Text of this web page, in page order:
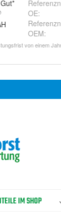
OE:
OEM:
von einem